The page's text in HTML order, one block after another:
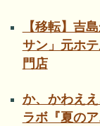
【移転】吉
サン」元ホ
門店
か、かわえ
ラボ『夏の